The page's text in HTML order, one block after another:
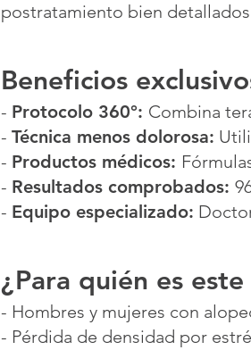
postratamiento bien
Beneficios
- Protocolo 360°: Combina
- Técnica menos dolorosa:
- Productos médicos:
- Resultados comprobados:
- Equipo especializado:
¿Para quién es
- Hombres y mujeres con
- Pérdida de densidad por